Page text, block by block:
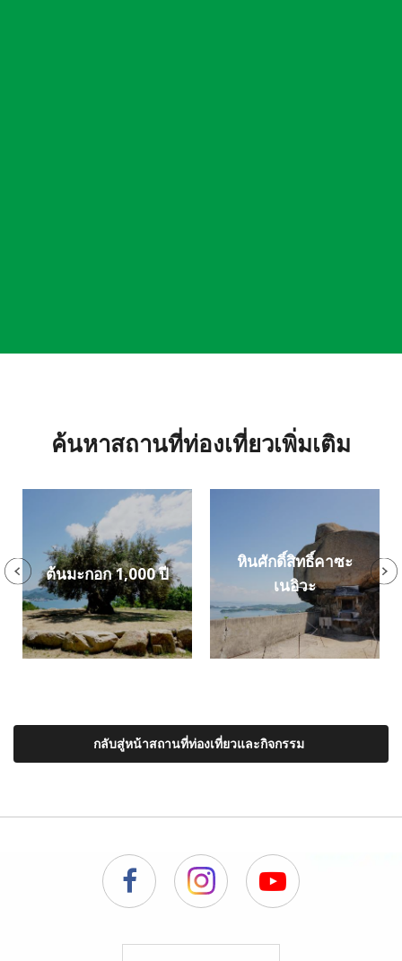
ค้นหาสถานที่ท่องเที่ยวเพิ่มเติม
ต้นมะกอก 1,000 ปี
หินศักดิ์สิทธิ์คาซะ
เนอิวะ
กลับสู่หน้าสถานที่ท่องเที่ยวและกิจกรรม